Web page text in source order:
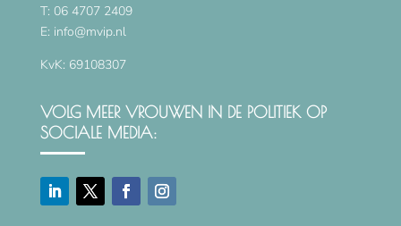
T: 06 4707 2409
E: info@mvip.nl
KvK: 69108307
VOLG MEER VROUWEN IN DE POLITIEK OP
SOCIALE MEDIA: